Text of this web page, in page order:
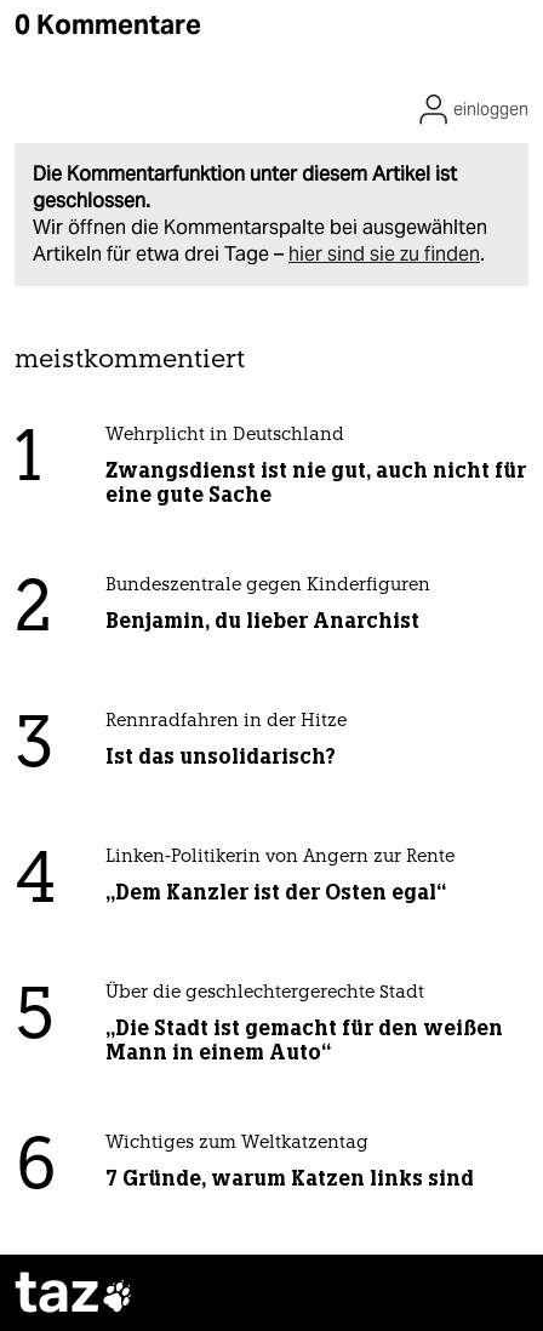
0 Kommentare
Die Kommentarfunktion unter diesem Artikel ist
geschlossen.
Wir öffnen die Kommentarspalte bei ausgewählten
Artikeln für etwa drei Tage – hier sind sie zu finden.
einloggen
meistkommentiert
1 Wehrplicht in Deutschland
Zwangsdienst ist nie gut, auch nicht für
eine gute Sache
2 Bundeszentrale gegen Kinderfiguren
Benjamin, du lieber Anarchist
3 Rennradfahren in der Hitze
Ist das unsolidarisch?
4 Linken-Politikerin von Angern zur Rente
„Dem Kanzler ist der Osten egal“
5 Über die geschlechtergerechte Stadt
„Die Stadt ist gemacht für den weißen
Mann in einem Auto“
6 Wichtiges zum Weltkatzentag
7 Gründe, warum Katzen links sind
taz